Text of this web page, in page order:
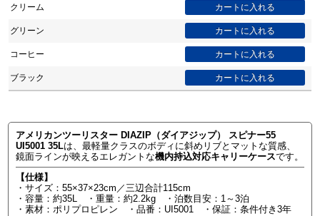
クリーム
グリーン
コーヒー
ブラック
アメリカンツーリスター DIAZIP（ダイアジップ） スピナー55
UI5001 35Lは、最軽量クラスのボディに斜めリブとマットな質感、
鏡面ラインが映えるエレガントな機内持込対応キャリーケースです。
【仕様】
・サイズ：55×37×23cm／三辺合計115cm
・容量：約35L ・重量：約2.2kg ・泊数目安：1～3泊
・素材：ポリプロピレン ・品番：UI5001 ・保証：条件付き3年